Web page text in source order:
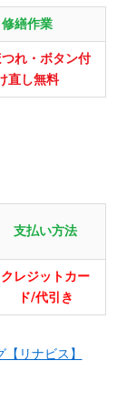
修繕作業
れ・ボタン付
直し無料
支払い方法
クレジットカー
ド/代引き
リナビス】